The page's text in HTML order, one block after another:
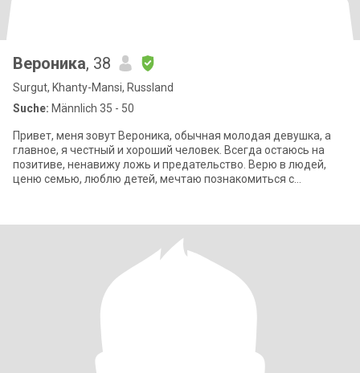
Вероника, 38
Surgut, Khanty-Mansi, Russland
Suche: Männlich 35 - 50
Привет, меня зовут Вероника, обычная молодая девушка, а
главное, я честный и хороший человек. Всегда остаюсь на
позитиве, ненавижу ложь и предательство. Верю в людей,
ценю семью, люблю детей, мечтаю познакомиться с